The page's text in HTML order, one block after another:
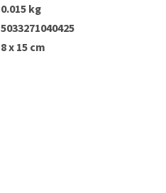
0.015 kg
5033271040425
8 x 15 cm